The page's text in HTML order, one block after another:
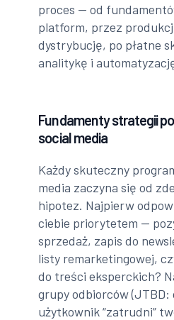
proces — od
platform, przez
dystrybucję, po płatne
analitykę i
Fundamenty strategii
social media
Każdy skuteczny
media zaczyna się od
hipotez. Najpierw
ciebie priorytetem —
sprzedaż, zapis do
listy remarketingowej,
do treści eksperckich?
grupy odbiorców (JTBD:
użytkownik “zatrudni”